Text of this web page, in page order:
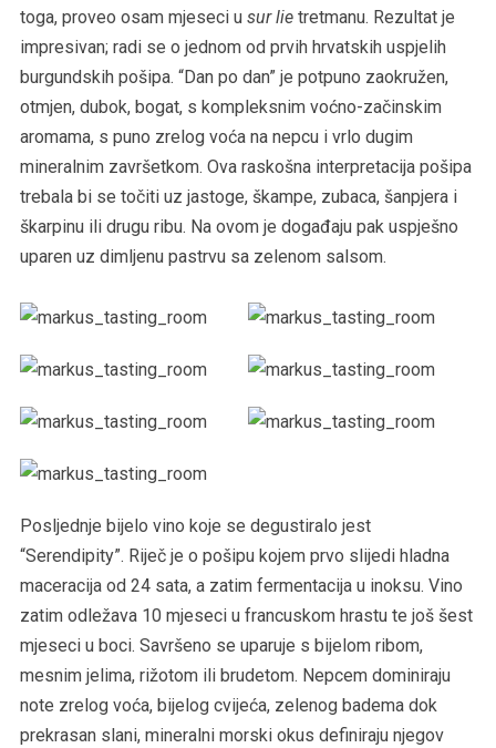
toga, proveo osam mjeseci u sur lietretmanu. Rezultat je
impresivan; radi se o jednom od prvih hrvatskih uspjelih
burgundskih pošipa. “Dan po dan” je potpuno zaokružen,
otmjen, dubok, bogat, s kompleksnim voćno-začinskim
aromama, s puno zrelog voća na nepcu i vrlo dugim
mineralnim završetkom. Ova raskošna interpretacija pošipa
trebala bi se točiti uz jastoge, škampe, zubaca, šanpjera i
škarpinu ili drugu ribu. Na ovom je događaju pak uspješno
uparen uz dimljenu pastrvu sa zelenom salsom.
Posljednje bijelo vino koje se degustiralo jest
“Serendipity”. Riječ je o pošipu kojem prvo slijedi hladna
maceracija od 24 sata, a zatim fermentacija u inoksu. Vino
zatim odležava 10 mjeseci u francuskom hrastu te još šest
mjeseci u boci. Savršeno se uparuje s bijelom ribom,
mesnim jelima, rižotom ili brudetom. Nepcem dominiraju
note zrelog voća, bijelog cvijeća, zelenog badema dok
prekrasan slani, mineralni morski okus definiraju njegov